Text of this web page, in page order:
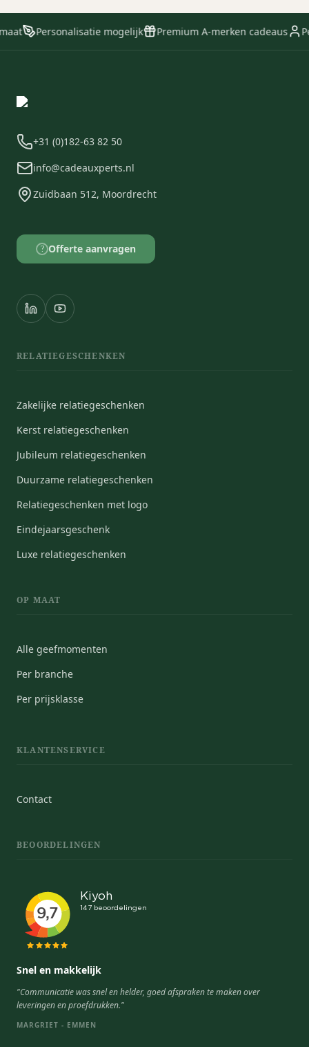
Personalisatie mogelijk Premium A-merken cadeaus
+31 (0)182-63 82 50
info@cadeauxperts.nl
Zuidbaan 512, Moordrecht
? Offerte aanvragen
RELATIEGESCHENKEN
Zakelijke relatiegeschenken
Kerst relatiegeschenken
Jubileum relatiegeschenken
Duurzame relatiegeschenken
Relatiegeschenken met logo
Eindejaarsgeschenk
Luxe relatiegeschenken
OP MAAT
Alle geefmomenten
Per branche
Per prijsklasse
KLANTENSERVICE
Contact
BEOORDELINGEN
Snel en makkelijk
"Communicatie was snel en helder, goed afspraken te maken over
leveringen en proefdrukken."
MARGRIET - EMMEN